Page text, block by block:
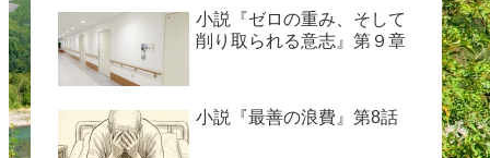
小説『ゼロの重み、そして
削り取られる意志』第９章
小説『最善の浪費』第8話